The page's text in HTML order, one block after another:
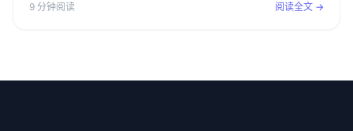
9 分钟阅读 阅读全文 →